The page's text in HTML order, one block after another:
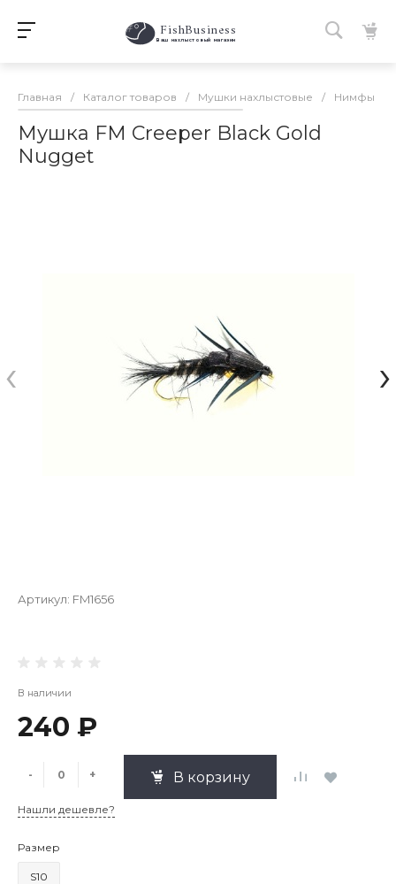
FishBusiness
Ваш нахлыстовый магазин
Главная / Каталог товаров / Мушки нахлыстовые / Нимфы
Мушка FM Creeper Black Gold
Nugget
‹ ›
Артикул: FM1656
В наличии
240 ₽
- + В корзину
Нашли дешевле?
Размер
S10